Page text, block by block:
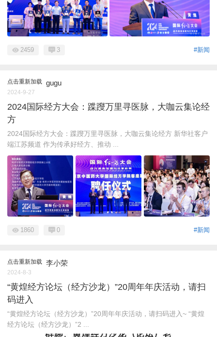
#新闻
2459 3
点击重新加载 gugu
2024-9-27
2024国际经方大会：蹀躞万里寻医脉，大咖云集论经
方
2024国际经方大会：蹀躞万里寻医脉，大咖云集论经方 新华社客户
端江苏频道 作为传承好经方、推动 ...
#新闻
1860 0
点击重新加载 李小荣
2024-8-3
“黄煌经方论坛（经方沙龙）”20周年年庆活动，请扫
码进入
“黄煌经方论坛（经方沙龙）”20周年年庆活动，请扫码进入~ “黄煌
经方论坛（经方沙龙）”2 ...